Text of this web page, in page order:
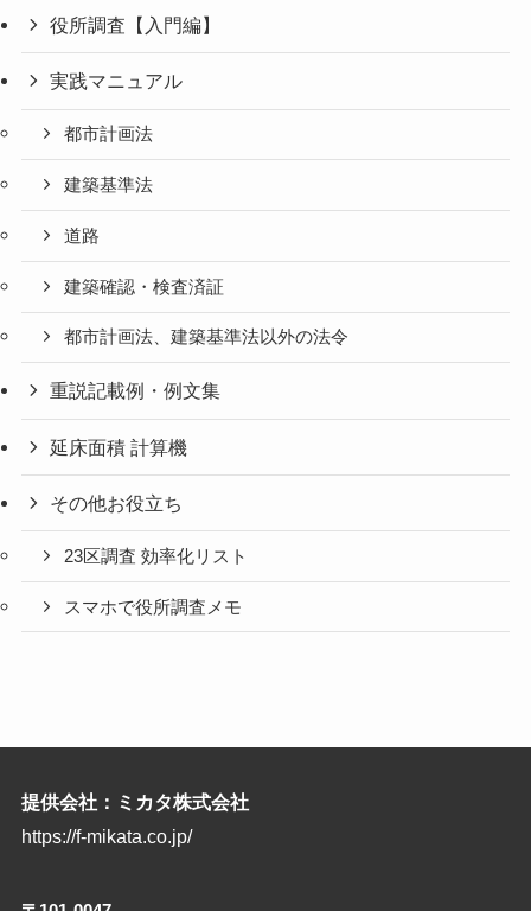
役所調査【入門編】
実践マニュアル
都市計画法
建築基準法
道路
建築確認・検査済証
都市計画法、建築基準法以外の法令
重説記載例・例文集
延床面積 計算機
その他お役立ち
23区調査 効率化リスト
スマホで役所調査メモ
提供会社：ミカタ株式会社
https://f-mikata.co.jp/